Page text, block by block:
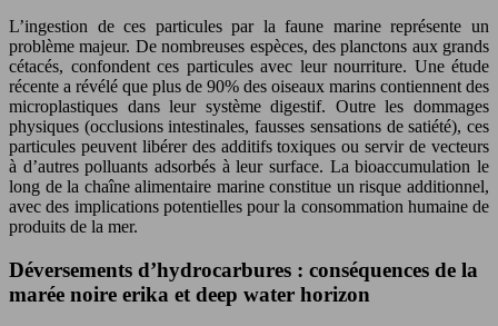
L’ingestion de ces particules par la faune marine représente un
problème majeur. De nombreuses espèces, des planctons aux grands
cétacés, confondent ces particules avec leur nourriture. Une étude
récente a révélé que plus de 90% des oiseaux marins contiennent des
microplastiques dans leur système digestif. Outre les dommages
physiques (occlusions intestinales, fausses sensations de satiété), ces
particules peuvent libérer des additifs toxiques ou servir de vecteurs
à d’autres polluants adsorbés à leur surface. La bioaccumulation le
long de la chaîne alimentaire marine constitue un risque additionnel,
avec des implications potentielles pour la consommation humaine de
produits de la mer.
Déversements d’hydrocarbures : conséquences de la
marée noire erika et deep water horizon